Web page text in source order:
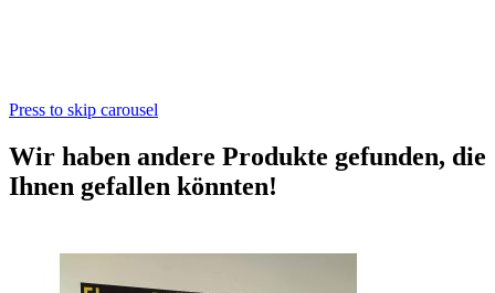
Press to skip carousel
Wir haben andere Produkte gefunden, die
Ihnen gefallen könnten!